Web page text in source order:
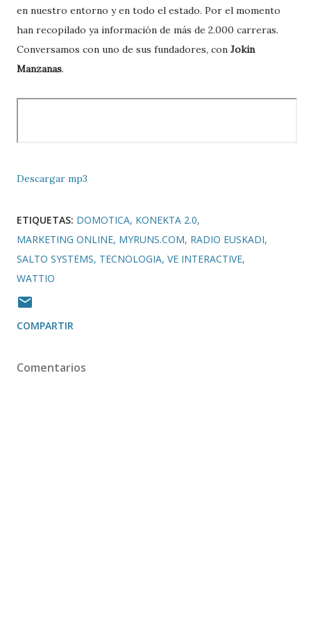
en nuestro entorno y en todo el estado. Por el momento
han recopilado ya información de más de 2.000 carreras.
Conversamos con uno de sus fundadores, con Jokin
Manzanas.
Descargar mp3
ETIQUETAS: DOMOTICA KONEKTA 2.0
MARKETING ONLINE MYRUNS.COM RADIO EUSKADI
SALTO SYSTEMS TECNOLOGIA VE INTERACTIVE
WATTIO
COMPARTIR
Comentarios